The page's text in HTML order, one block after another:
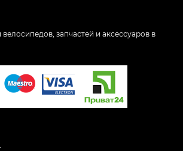
велосипедов, запчастей и аксессуаров в